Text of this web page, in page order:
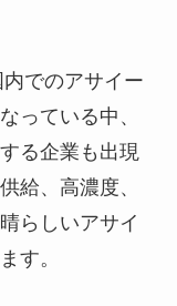
でのアサイー
っている中、
る企業も出現
給、高濃度、
らしいアサイ
す。